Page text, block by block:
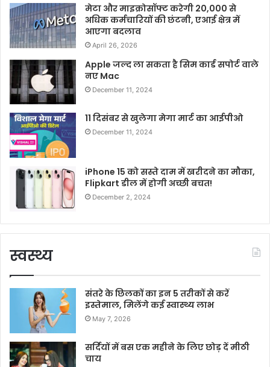
मेटा और माइक्रोसॉफ्ट करेगी 20,000 से
अधिक कर्मचारियों की छंटनी, एआई क्षेत्र में
आएगा बदलाव
April 26, 2026
Apple जल्द ला सकता है सिम कार्ड सपोर्ट वाले
नए Mac
December 11, 2024
11 दिसंबर से खुलेगा मेगा मार्ट का आईपीओ
December 11, 2024
iPhone 15 को सस्ते दाम में खरीदने का मौका,
Flipkart डील में होगी अच्छी बचत!
December 2, 2024
स्वस्थ्य
संतरे के छिलकों का इन 5 तरीकों से करें
इस्तेमाल, मिलेंगे कई स्वास्थ्य लाभ
May 7, 2026
सर्दियों में बस एक महीने के लिए छोड़ दें मीठी
चाय